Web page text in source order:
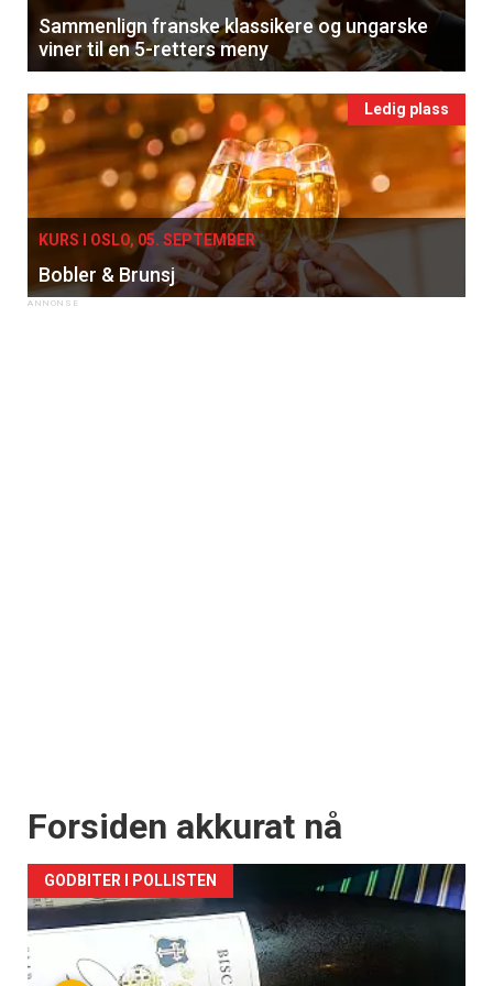
Sammenlign franske klassikere og ungarske
viner til en 5-retters meny
Ledig plass
KURS I OSLO, 05. SEPTEMBER
Bobler & Brunsj
Forsiden akkurat nå
GODBITER I POLLISTEN